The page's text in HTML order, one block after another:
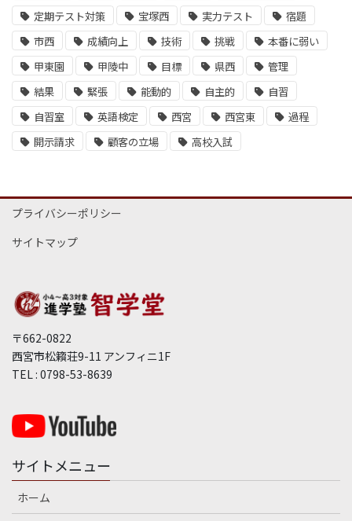
定期テスト対策
宝塚西 実力テスト
宿題
市西
成績向上 技術 挑戦
本番に弱い
甲東園
甲陵中 目標 県西
管理
結果
緊張 能動的 自主的
自習
自習室
英語検定 西宮 西宮東
過程
開示請求
顧客の立場 高校入試
プライバシーポリシー
サイトマップ
〒662-0822
西宮市松籟荘9-11 アンフィニ1F
TEL : 0798-53-8639
サイトメニュー
ホーム